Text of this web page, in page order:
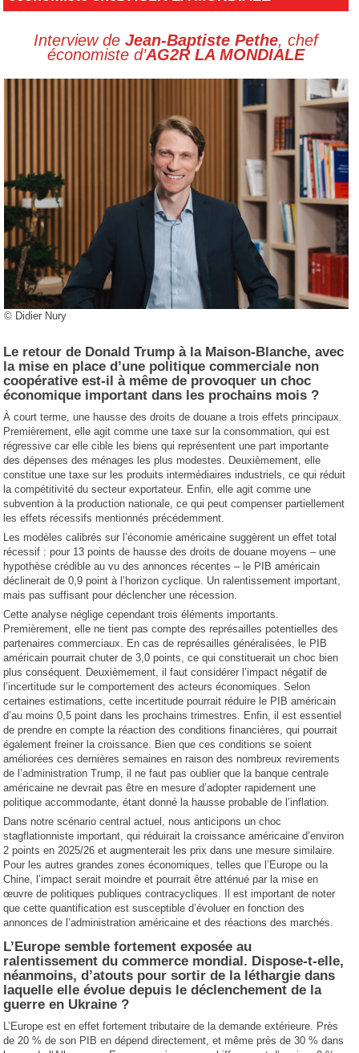
Interview deJean-Baptiste Pethe, chef
économiste d’AG2R LA MONDIALE
© Didier Nury
Le retour de Donald Trump à la Maison-Blanche, avec
la mise en place d’une politique commerciale non
coopérative est-il à même de provoquer un choc
économique important dans les prochains mois ?
À court terme, une hausse des droits de douane a trois effets principaux.
Premièrement, elle agit comme une taxe sur la consommation, qui est
régressive car elle cible les biens qui représentent une part importante
des dépenses des ménages les plus modestes. Deuxièmement, elle
constitue une taxe sur les produits intermédiaires industriels, ce qui réduit
la compétitivité du secteur exportateur. Enfin, elle agit comme une
subvention à la production nationale, ce qui peut compenser partiellement
les effets récessifs mentionnés précédemment.
Les modèles calibrés sur l’économie américaine suggèrent un effet total
récessif : pour 13 points de hausse des droits de douane moyens – une
hypothèse crédible au vu des annonces récentes – le PIB américain
déclinerait de 0,9 point à l’horizon cyclique. Un ralentissement important,
mais pas suffisant pour déclencher une récession.
Cette analyse néglige cependant trois éléments importants.
Premièrement, elle ne tient pas compte des représailles potentielles des
partenaires commerciaux. En cas de représailles généralisées, le PIB
américain pourrait chuter de 3,0 points, ce qui constituerait un choc bien
plus conséquent. Deuxièmement, il faut considérer l’impact négatif de
l’incertitude sur le comportement des acteurs économiques. Selon
certaines estimations, cette incertitude pourrait réduire le PIB américain
d’au moins 0,5 point dans les prochains trimestres. Enfin, il est essentiel
de prendre en compte la réaction des conditions financières, qui pourrait
également freiner la croissance. Bien que ces conditions se soient
améliorées ces dernières semaines en raison des nombreux revirements
de l’administration Trump, il ne faut pas oublier que la banque centrale
américaine ne devrait pas être en mesure d’adopter rapidement une
politique accommodante, étant donné la hausse probable de l’inflation.
Dans notre scénario central actuel, nous anticipons un choc
stagflationniste important, qui réduirait la croissance américaine d’environ
2 points en 2025/26 et augmenterait les prix dans une mesure similaire.
Pour les autres grandes zones économiques, telles que l’Europe ou la
Chine, l’impact serait moindre et pourrait être atténué par la mise en
œuvre de politiques publiques contracycliques. Il est important de noter
que cette quantification est susceptible d’évoluer en fonction des
annonces de l’administration américaine et des réactions des marchés.
L’Europe semble fortement exposée au
ralentissement du commerce mondial. Dispose-t-elle,
néanmoins, d’atouts pour sortir de la léthargie dans
laquelle elle évolue depuis le déclenchement de la
guerre en Ukraine ?
L’Europe est en effet fortement tributaire de la demande extérieure. Près
de 20 % de son PIB en dépend directement, et même près de 30 % dans